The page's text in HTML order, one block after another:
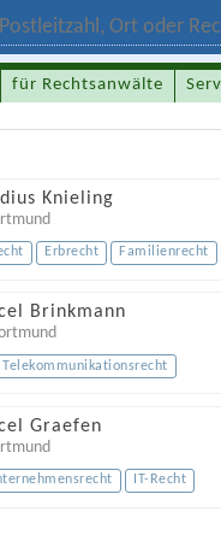
für Rechtsanwälte
Knieling
Erbrecht Familienrecht
Brinkmann
Telekommunikationsrecht
Graefen
IT-Recht